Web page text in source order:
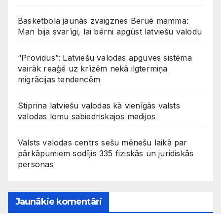
Basketbola jaunās zvaigznes Beruē mamma:
Man bija svarīgi, lai bērni apgūst latviešu valodu
“Providus”: Latviešu valodas apguves sistēma
vairāk reaģē uz krīzēm nekā ilgtermiņa
migrācijas tendencēm
Stiprina latviešu valodas kā vienīgās valsts
valodas lomu sabiedriskajos medijos
Valsts valodas centrs sešu mēnešu laikā par
pārkāpumiem sodījis 335 fiziskās un juridiskās
personas
Jaunākie komentāri